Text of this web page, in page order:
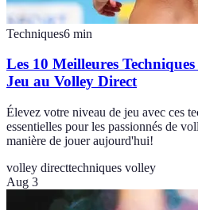
Techniques6 min
Les 10 Meilleures
Jeu au Volley Direct
Élevez votre niveau de jeu avec ces
essentielles pour les passionnés de
manière de jouer aujourd'hui!
volley directtechniques volley
Aug 3